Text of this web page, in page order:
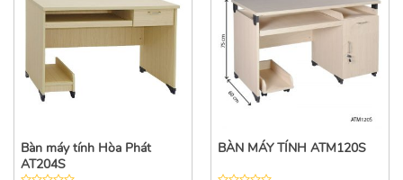
Bàn máy tính Hòa Phát
AT204S
BÀN MÁY TÍNH ATM120S